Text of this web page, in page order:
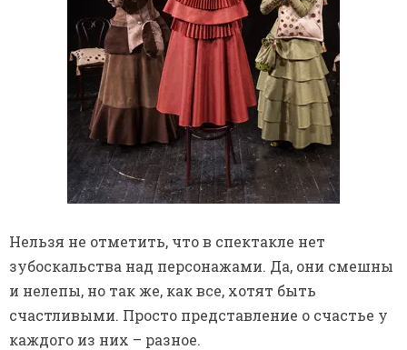
Нельзя не отметить, что в спектакле нет
зубоскальства над персонажами. Да, они смешны
и нелепы, но так же, как все, хотят быть
счастливыми. Просто представление о счастье у
каждого из них – разное.